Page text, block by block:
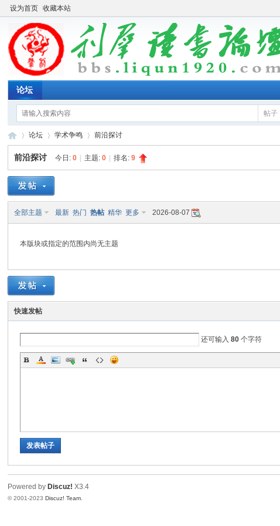
设为首页 收藏本站
论坛
帖子
群
»
论坛
›
学术争鸣 前沿探讨
前沿探讨 今日:0 主题:0 排名:9
全部主题 最新 热门 热帖 精华 更多 2026-08-07
本版块或指定的范围内尚无主题
快速发帖
还可输入80 个字符
发表帖子
Powered by Discuz! X3.4
© 2001-2023Discuz! Team